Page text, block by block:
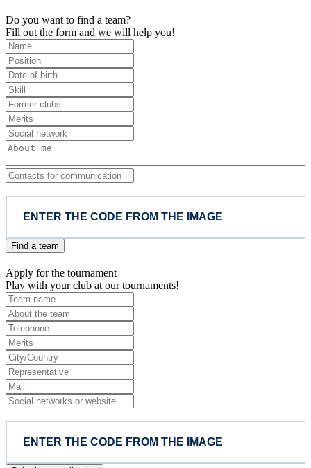
Do you want to find a team?
Fill out the form and we will help you!
Find a team
Apply for the tournament
Play with your club at our tournaments!